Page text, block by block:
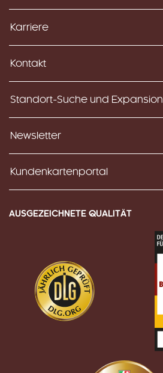
Karriere
Kontakt
Standort-Suche und Expansion
Newsletter
Kundenkartenportal
AUSGEZEICHNETE QUALITÄT